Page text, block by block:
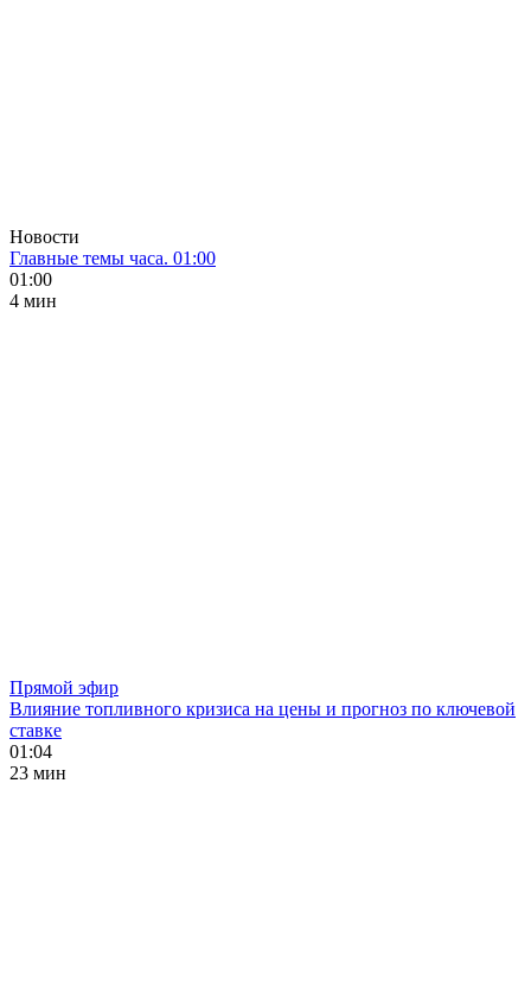
Новости
Главные темы часа. 01:00
01:00
4 мин
Прямой эфир
Влияние топливного кризиса на цены и прогноз по ключевой
ставке
01:04
23 мин